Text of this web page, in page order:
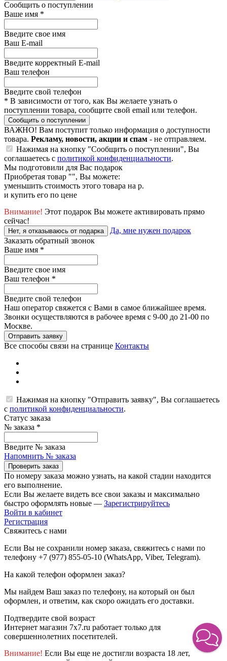
Сообщить о поступлении
Ваше имя *
Введите свое имя
Ваш E-mail
Введите корректный E-mail
Ваш телефон
Введите свой телефон
* В зависимости от того, как Вы желаете узнать о
поступлении товара, сообщите свой email или телефон.
Сообщить о поступлении
ВАЖНО! Вам поступит только информация о доступности
товара. Рекламу, новости, акции и спам - не отправляем.
Нажимая на кнопку "Сообщить о поступлении", Вы
соглашаетесь с политикой конфиденциальности.
Мы подготовили для Вас подарок
Приобретая товар "", Вы можете:
уменьшить стоимость этого товара на р.
и купить его по цене
Внимание! Этот подарок Вы можете активировать прямо
сейчас!
Нет, я отказываюсь от подарка
Да, мне нужен подарок
Заказать обратный звонок
Ваше имя *
Введите свое имя
Ваш телефон *
Введите свой телефон
Наш оператор свяжется с Вами в самое ближайшее время.
Звонки осуществляются в рабочее время с 9-00 до 21-00 по
Москве.
Отправить заявку
Все способы связи на странице Контакты
Нажимая на кнопку "Отправить заявку", Вы соглашаетесь
с политикой конфиденциальности.
Статус заказа
№ заказа *
Введите № заказа
Напомнить № заказа
Проверить заказ
По номеру заказа можно узнать, на какой стадии находится
его выполнение.
Если Вы желаете видеть все свои заказы и максимально
быстро оформлять новые — Зарегистрируйтесь
Войти в кабинет
Регистрация
Свяжитесь с нами
Если Вы не сохранили номер заказа, свяжитесь с нами по
телефону +7 (977) 855-05-10 (WhatsApp, Viber, Telegram).
На какой телефон оформлен заказ?
Мы найдем Ваш заказ по телефону, на который он был
оформлен, и ответим, как скоро ожидать его доставки.
Подтвердите свой возраст
Интернет магазин 7x7.ru работает только для
совершеннолетних посетителей.
Внимание! Если Вы еще не достигли возраста 18 лет,